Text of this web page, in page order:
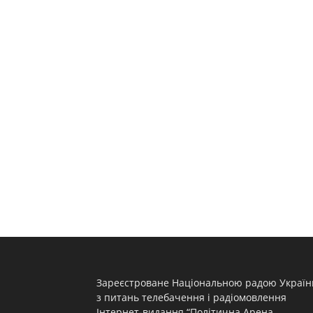
Зареєстроване Національною радою
з питань телебачення і радіомовлення